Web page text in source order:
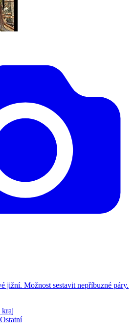
jižní. Možnost sestavit nepříbuzné páry.
kraj